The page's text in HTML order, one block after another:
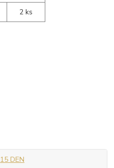
2 ks
15 DEN